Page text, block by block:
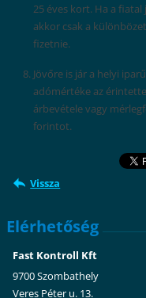
25 éves kort. Ha a
akkor csak a
fizetnie.
Jövőre is jár a helyi
adómértéke az
árbevétele vagy
forintot.
Vissza
Elérhetőség
Fast Kontroll Kft
9700 Szombathely
Veres Péter u. 13.